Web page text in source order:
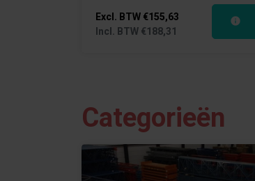
Excl. BTW€155,63
Incl. BTW€188,31
Categorieën